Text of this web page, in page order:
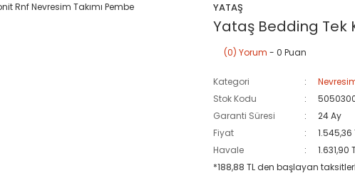
YATAŞ
Yataş Bedding Tek
(0) Yorum - 0 Puan
Kategori
Stok Kodu
Garanti Süresi
24 Ay
Fiyat
1.545,36
Havale
*188,88 TL den başlayan